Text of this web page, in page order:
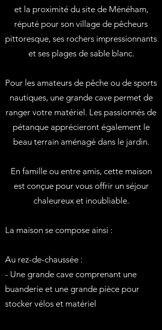
et la proximité du site de Ménéham,
réputé pour son village de pêcheurs
pittoresque, ses rochers impressionnants
et ses plages de sable blanc.
Pour les amateurs de pêche ou de sports
nautiques, une grande cave permet de
ranger votre matériel. Les passionnés de
pétanque apprécieront également le
beau terrain aménagé dans le jardin.
En famille ou entre amis, cette maison
est conçue pour vous offrir un séjour
chaleureux et inoubliable.
La maison se compose ainsi :
Au rez-de-chaussée :
- Une grande cave comprenant une
buanderie et une grande pièce pour
stocker vélos et matériel